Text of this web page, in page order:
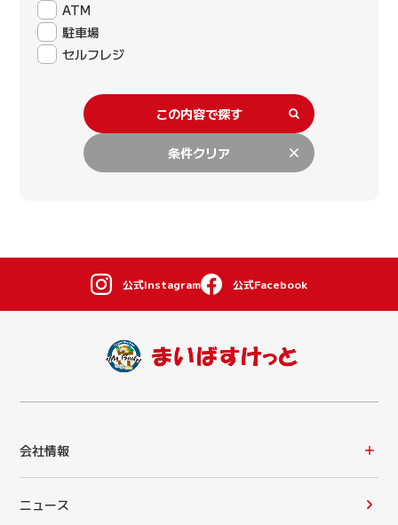
ATM
駐車場
セルフレジ
この内容で探す
条件クリア
公式Instagram 公式Facebook
会社情報
ニュース